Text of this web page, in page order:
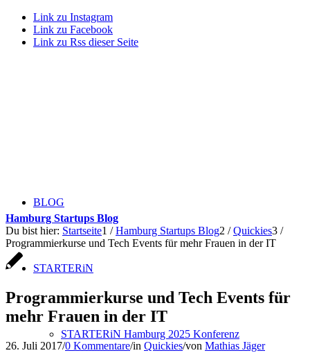
Link zu Instagram
Link zu Facebook
Link zu Rss dieser Seite
BLOG
STARTERiN
STARTERiN Hamburg 2025 Konferenz
Hamburg Startups Blog
Du bist hier: Startseite1 / Hamburg Startups Blog2 / Quickies3 /
Programmierkurse und Tech Events für mehr Frauen in der IT
Programmierkurse und Tech Events für
mehr Frauen in der IT
26. Juli 2017/0 Kommentare/in Quickies/von Mathias Jäger